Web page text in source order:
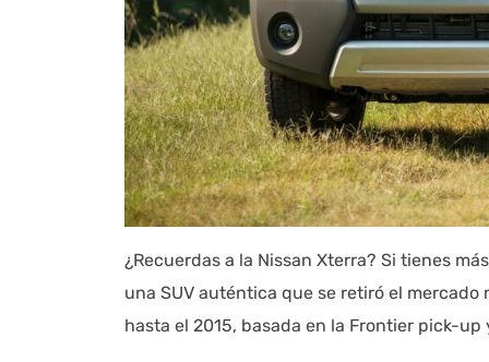
¿Recuerdas a la Nissan Xterra? Si tienes
una SUV auténtica que se retiró el
hasta el 2015, basada en la Frontier pick-